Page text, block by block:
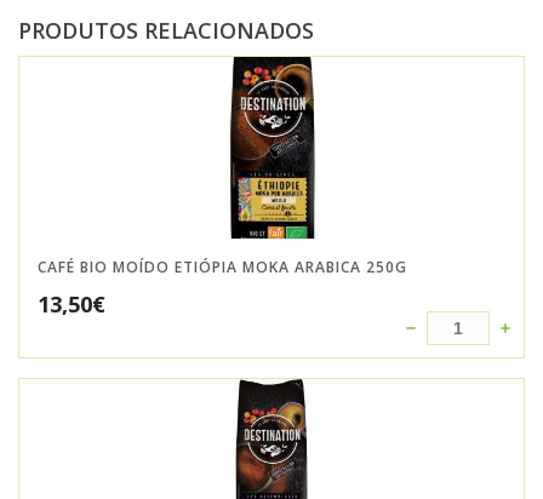
PRODUTOS RELACIONADOS
CAFÉ BIO MOÍDO ETIÓPIA MOKA ARABICA 250G
13,50€